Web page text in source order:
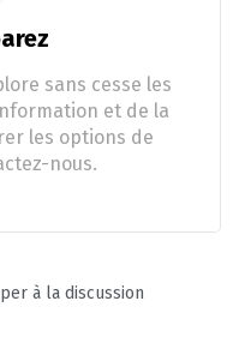
sans cesse les
et de la
les options de
nous.
à la discussion